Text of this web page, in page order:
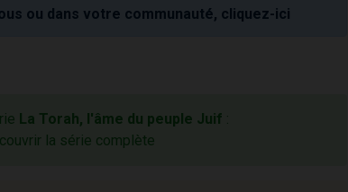
ou dans votre communauté, cliquez-ici
La Torah, l'âme du peuple Juif :
la série complète